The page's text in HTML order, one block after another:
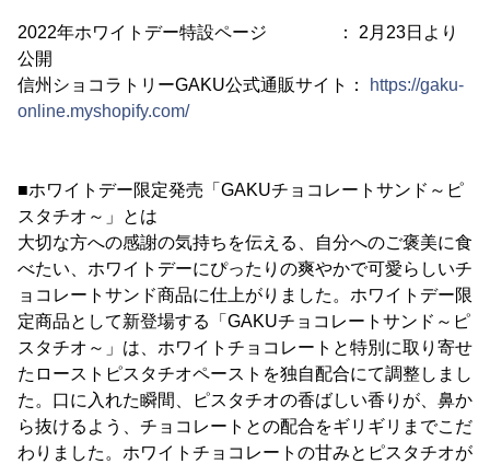
2022年ホワイトデー特設ページ ： 2月23日より
公開
信州ショコラトリーGAKU公式通販サイト：
https://gaku-
online.myshopify.com/
■ホワイトデー限定発売「GAKUチョコレートサンド～ピ
スタチオ～」とは
大切な方への感謝の気持ちを伝える、自分へのご褒美に食
べたい、ホワイトデーにぴったりの爽やかで可愛らしいチ
ョコレートサンド商品に仕上がりました。ホワイトデー限
定商品として新登場する「GAKUチョコレートサンド～ピ
スタチオ～」は、ホワイトチョコレートと特別に取り寄せ
たローストピスタチオペーストを独自配合にて調整しまし
た。口に入れた瞬間、ピスタチオの香ばしい香りが、鼻か
ら抜けるよう、チョコレートとの配合をギリギリまでこだ
わりました。ホワイトチョコレートの甘みとピスタチオが